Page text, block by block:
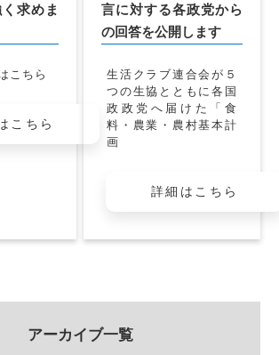
求めま
こちら
こちら
言に対する各政党から
の回答を公開します
生活クラブ連合会が５
つの生協とともに各国
政政党へ届けた「食
料・農業・農村基本計
画
詳細はこちら
アーカイブ一覧